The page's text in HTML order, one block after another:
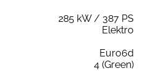
285 kW / 387 PS
Elektro
Euro6d
4 (Green)